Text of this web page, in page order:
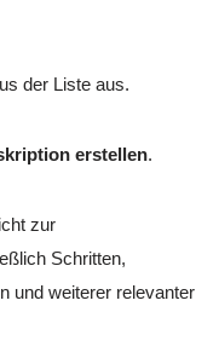
der Liste aus.
erstellen.
zur
Schritten,
und weiterer relevanter